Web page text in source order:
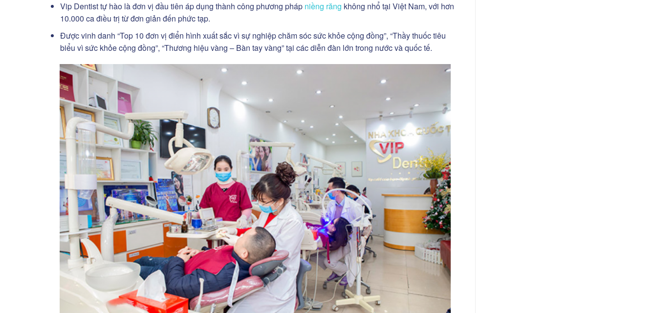
Vip Dentist tự hào là đơn vị đầu tiên áp dụng thành công phương pháp niềng răng không nhổ tại Việt Nam, với hơn
10.000 ca điều trị từ đơn giản đến phức tạp.
Được vinh danh “Top 10 đơn vị điển hình xuất sắc vì sự nghiệp chăm sóc sức khỏe cộng đồng”, “Thầy thuốc tiêu
biểu vì sức khỏe cộng đồng”, “Thương hiệu vàng – Bàn tay vàng” tại các diễn đàn lớn trong nước và quốc tế.